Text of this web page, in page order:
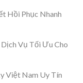
Hồi Phục Nhanh
Vụ Tối Ưu Cho
Việt Nam Uy Tín